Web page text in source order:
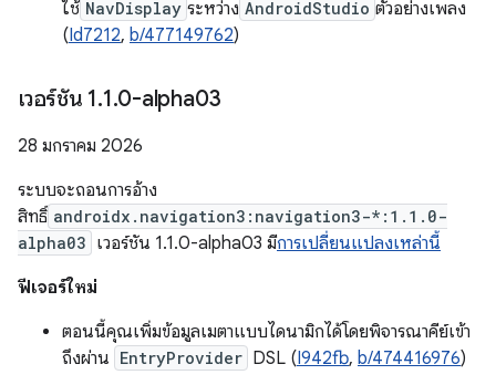
ใช้ NavDisplay ระหว่าง AndroidStudio ตัวอย่างเพลง
(Id7212, b/477149762)
เวอร์ชัน 1.1.0-alpha03
28 มกราคม 2026
ระบบจะถอนการอ้าง
สิทธิ์ androidx.navigation3:navigation3-*:1.1.0-
alpha03 เวอร์ชัน 1.1.0-alpha03 มีการเปลี่ยนแปลงเหล่านี้
ฟีเจอร์ใหม่
ตอนนี้คุณเพิ่มข้อมูลเมตาแบบไดนามิกได้โดยพิจารณาคีย์เข้า
ถึงผ่าน EntryProvider DSL (I942fb, b/474416976)